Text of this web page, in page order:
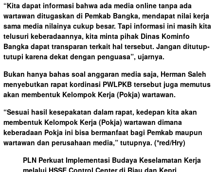
“Kita dapat informasi bahwa ada media online tanpa ada
wartawan ditugaskan di Pemkab Bangka, mendapat nilai kerja
sama media nilainya cukup besar. Tapi informasi ini masih kita
telusuri keberadaannya, kita minta pihak Dinas Kominfo
Bangka dapat transparan terkait hal tersebut. Jangan ditutup-
tutupi karena dekat dengan penguasa”, ujarnya.
Bukan hanya bahas soal anggaran media saja, Herman Saleh
menyebutkan rapat kordinasi PWLPKB tersebut juga memutus
akan membentuk Kelompok Kerja (Pokja) wartawan.
“Sesuai hasil kesepakatan dalam rapat, kedepan kita akan
membentuk Kelompok Kerja (Pokja) wartawan dimana
keberadaan Pokja ini bisa bermanfaat bagi Pemkab maupun
wartawan dan perusahaan media,” tutupnya. (*red/Hry)
PLN Perkuat Implementasi Budaya Keselamatan Kerja